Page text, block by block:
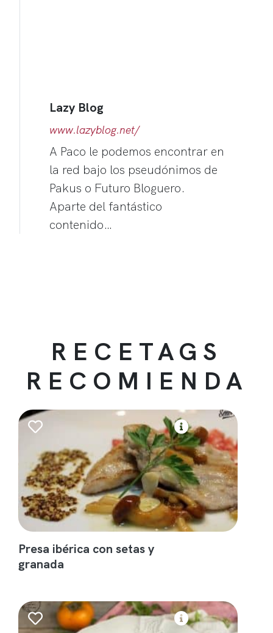
Lazy Blog
www.lazyblog.net/
A Paco le podemos encontrar en
la red bajo los pseudónimos de
Pakus o Futuro Bloguero.
Aparte del fantástico
contenido…
RECETAGS
RECOMIENDA
Presa ibérica con setas y
granada